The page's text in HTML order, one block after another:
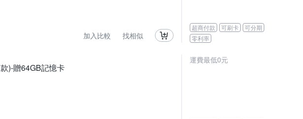
加入比較 找相似
超商付款 可刷卡
可分期
零利率
)-贈64GB記憶卡
運費最低0元